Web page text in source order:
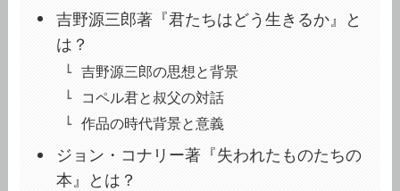
吉野源三郎著『君たちはどう生きるか』と
は？
吉野源三郎の思想と背景
コペル君と叔父の対話
作品の時代背景と意義
ジョン・コナリー著『失われたものたちの
本』とは？